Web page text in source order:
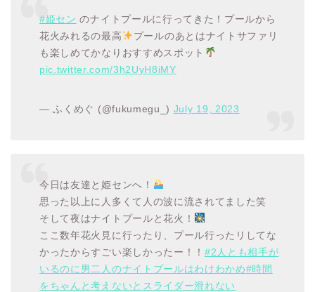
#姫セン のナイトプールに行ってきた！プールから
花火みれるの最高
プールのあとはナイトサファリ
も楽しめてかなりおすすめスポット
pic.twitter.com/3h2UyH8iMY
— ふくめぐ (@fukumegu_) July 19, 2023
今日は友達と姫センへ！
思った以上に人多くて人の波に流されてました笑
そして夜はナイトプールと花火！
ここ数年花火見に行ったり、プール行ったリしてな
かったからすごい楽しかったー！！ #2人とも相手が
いるのに男二人のナイトプールはわけわかめ#時間
をちゃんと考えないとスライダー滑れない